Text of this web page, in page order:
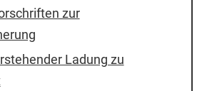
zur
Ladung zu